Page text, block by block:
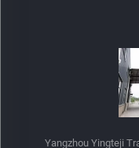
Yangzhou Yingteji